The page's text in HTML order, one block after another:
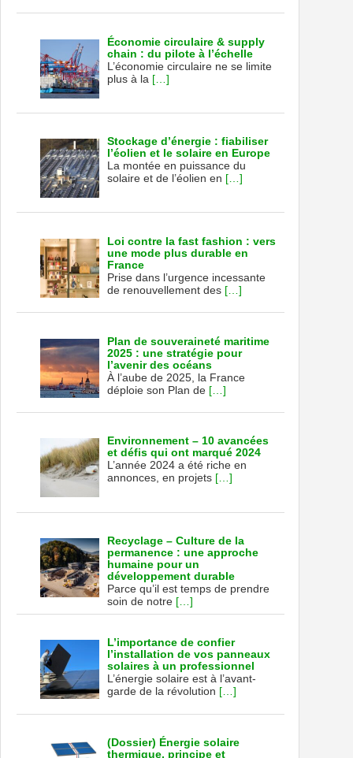
Économie circulaire & supply
chain : du pilote à l’échelle
L’économie circulaire ne se limite
plus à la […]
Stockage d’énergie : fiabiliser
l’éolien et le solaire en Europe
La montée en puissance du
solaire et de l’éolien en […]
Loi contre la fast fashion : vers
une mode plus durable en
France
Prise dans l’urgence incessante
de renouvellement des […]
Plan de souveraineté maritime
2025 : une stratégie pour
l’avenir des océans
À l’aube de 2025, la France
déploie son Plan de […]
Environnement – 10 avancées
et défis qui ont marqué 2024
L’année 2024 a été riche en
annonces, en projets […]
Recyclage – Culture de la
permanence : une approche
humaine pour un
développement durable
Parce qu’il est temps de prendre
soin de notre […]
L’importance de confier
l’installation de vos panneaux
solaires à un professionnel
L’énergie solaire est à l’avant-
garde de la révolution […]
(Dossier) Énergie solaire
thermique, principe et